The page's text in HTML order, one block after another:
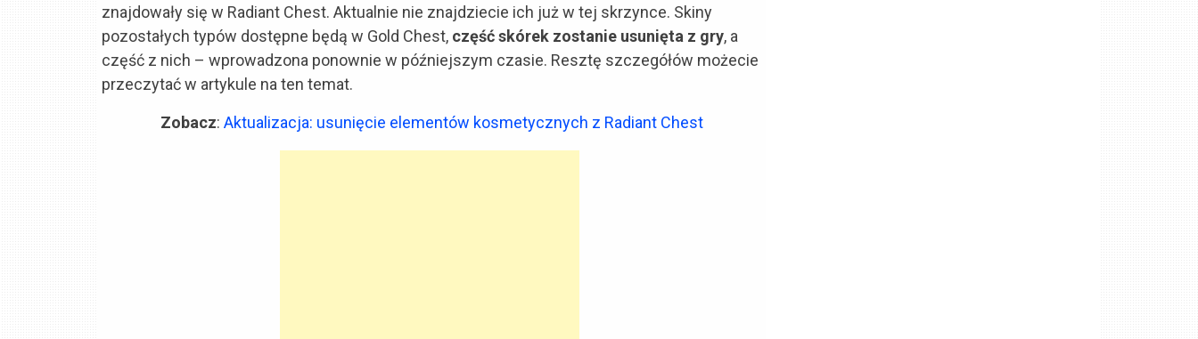
znajdowały się w Radiant Chest. Aktualnie nie znajdziecie ich już w tej skrzynce. Skiny
pozostałych typów dostępne będą w Gold Chest, część skórek zostanie usunięta z gry, a
część z nich – wprowadzona ponownie w późniejszym czasie. Resztę szczegółów możecie
przeczytać w artykule na ten temat.
Zobacz: Aktualizacja: usunięcie elementów kosmetycznych z Radiant Chest